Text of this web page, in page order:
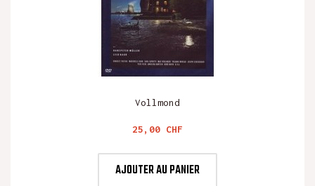
Vollmond
Prix
25,00 CHF
AJOUTER AU PANIER